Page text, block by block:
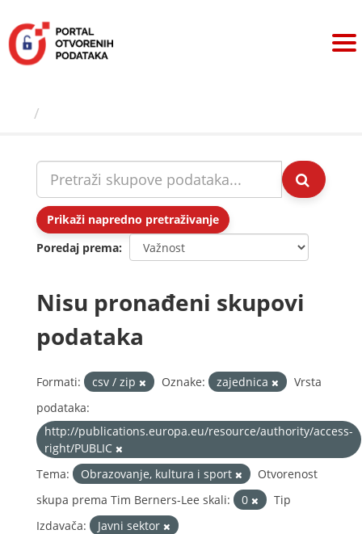
sadržaj
Prikaži napredno pretraživanje
Poredaj prema
Nisu pronađeni skupovi
podataka
Formati: csv / zip Oznake: zajednica
Vrsta
podataka:
http://publications.europa.eu/resource/authority/access-
right/PUBLIC
Tema:
Obrazovanje, kultura i sport
Otvorenost
skupa prema Tim Berners-Lee skali:
0
Tip
Izdavača:
Javni sektor